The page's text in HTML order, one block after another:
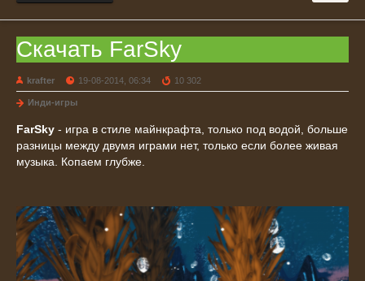
Скачать FarSky
krafter 19-08-2014, 06:34 10 302
Инди-игры
FarSky - игра в стиле майнкрафта, только под водой, больше
разницы между двумя играми нет, только если более живая
музыка. Копаем глубже.